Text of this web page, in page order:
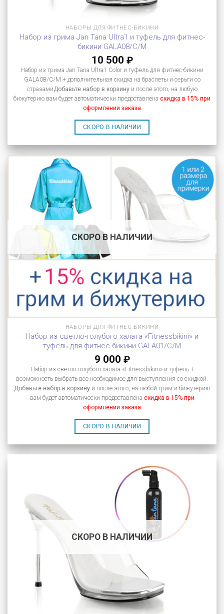
НАБОРЫ ДЛЯ ФИТНЕС-БИКИНИ
Набор из грима Jan Tana Ultra1 и туфель для фитнес-
бикини GALA08/C/M
10 500 ₽
Набор из грима Jan Tana Ultra1 Color и туфель для фитнес-бикини
GALA08/C/M + дополнительная скидка на браслеты и серьги со
стразами Добавьте набор в корзинуи после этого, на любую
бижутерию вам будет автоматически предоставлена скидка в 15% при
оформлении заказа
СКОРО В НАЛИЧИИ
СКОРО В НАЛИЧИИ
НАБОРЫ ДЛЯ ФИТНЕС-БИКИНИ
Набор из светло-голубого халата «Fitnessbikini» и
туфель для фитнес-бикини GALA01/C/M
9 000 ₽
Набор из светло-голубого халата «Fitnessbikini» и туфель +
возможность выбрать все необходимое для выступления со скидкой.
Добавьте набор в корзину и после этого, на любой грим и бижутерию
вам будет автоматически предоставлена скидка в 15% при
оформлении заказа
СКОРО В НАЛИЧИИ
СКОРО В НАЛИЧИИ